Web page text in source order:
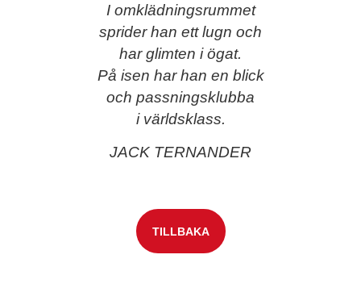
I omklädningsrummet
sprider han ett lugn och
har glimten i ögat.
På isen har han en blick
och passningsklubba
i världsklass.
JACK TERNANDER
TILLBAKA